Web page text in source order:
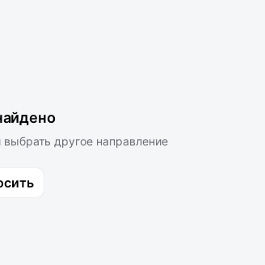
другое направление